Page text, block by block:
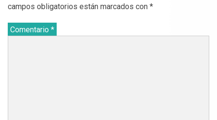
campos obligatorios están marcados con *
Comentario *